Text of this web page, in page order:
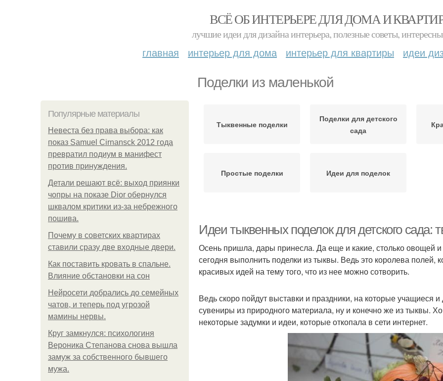
ВСЁ ОБ ИНТЕРЬЕРЕ ДЛЯ ДОМА И
лучшие идеи для дизайна интерьера, полезные советы,
главная интерьер для дома интерьер для квартиры идеи
Поделки из маленькой
Популярные материалы
Невеста без права выбора: как
показ Samuel Cirnansck 2012 года
превратил подиум в манифест
против принуждения.
Детали решают всё: выход приянки
чопры на показе Dior обернулся
шквалом критики из-за небрежного
пошива.
Почему в советских квартирах
ставили сразу две входные двери.
Как поставить кровать в спальне.
Влияние обстановки на сон
Нейросети добрались до семейных
чатов, и теперь под угрозой
мамины нервы.
Круг замкнулся: психологиня
Вероника Степанова снова вышла
замуж за собственного бывшего
мужа.
Тыквенные поделки
Поделки для детского
сада
Простые поделки Идеи для поделок
Идеи тыквенных поделок для детского сада:
Осень пришла, дары принесла. Да еще и какие, столько овощей
сегодня выполнить поделки из тыквы. Ведь это королева полей,
красивых идей на тему того, что из нее можно сотворить.
Ведь скоро пойдут выставки и праздники, на которые учащиеся
сувениры из природного материала, ну и конечно же из тыквы.
некоторые задумки и идеи, которые откопала в сети интернет.